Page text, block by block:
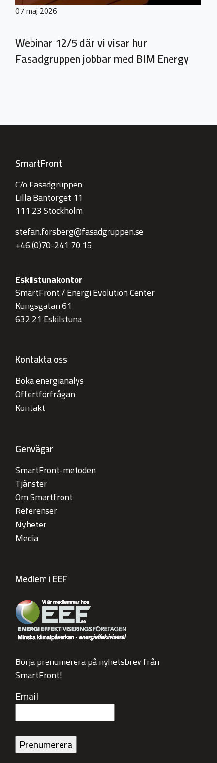
07 maj 2026
Webinar 12/5 där vi visar hur
Fasadgruppen jobbar med BIM Energy
SmartFront
C/o Fasadgruppen
Lilla Bantorget 11
111 23 Stockholm
stefan.forsberg@fasadgruppen.se
+46 (0)70-241 70 15
Eskilstunakontor
SmartFront / Energi Evolution Center
Kungsgatan 61
632 21 Eskilstuna
Kontakta oss
Boka energianalys
Offertförfrågan
Kontakt
Genvägar
SmartFront-metoden
Tjänster
Om Smartfront
Referenser
Nyheter
Media
Medlem i EEF
Börja prenumerera på nyhetsbrev från
SmartFront!
Email